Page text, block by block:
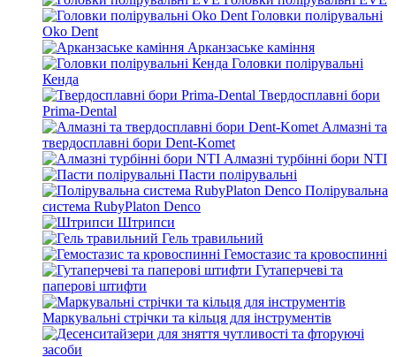
Головки полірувальні
Oko Dent
Арканзаське каміння
Головки полірувальні
Кенда
Твердосплавні бори
Prima-Dental
Алмазні та
твердосплавні бори Dent-Komet
Алмазні турбінні бори NTI
Пасти полірувальні
Полірувальна
система RubyPlaton Denco
Штрипси
Гель травильний
Гемостазис та кровоспинні
Гутаперчеві та
паперові штифти
Маркувальні стрічки та кільця для інструментів